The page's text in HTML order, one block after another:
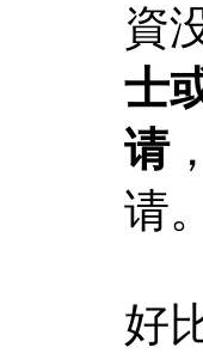
資
士
请
请。
好